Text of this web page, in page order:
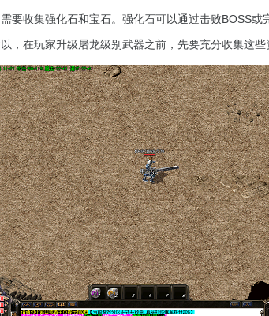
要收集强化石和宝石。强化石可以通过击败BOSS或
，在玩家升级屠龙级别武器之前，先要充分收集这些